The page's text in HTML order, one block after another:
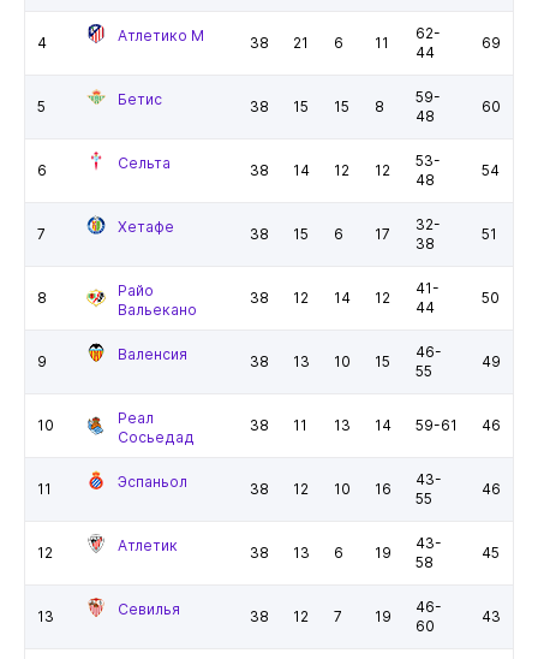
4 Атлетико М 38 21 6 11
62-
44
69
5 Бетис 38 15 15 8
59-
48
60
6 Сельта 38 14 12 12
53-
48
54
7 Хетафе 38 15 6 17
32-
38
51
8
Райо
Вальекано
38 12 14 12
41-
44
50
9 Валенсия 38 13 10 15
46-
55
49
10
Реал
Сосьедад
38 11 13 14 59-61 46
11 Эспаньол 38 12 10 16
43-
55
46
12 Атлетик 38 13 6 19
43-
58
45
13 Севилья 38 12 7 19
46-
60
43